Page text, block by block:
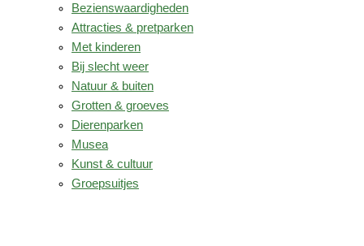
Bezienswaardigheden
Attracties & pretparken
Met kinderen
Bij slecht weer
Natuur & buiten
Grotten & groeves
Dierenparken
Musea
Kunst & cultuur
Groepsuitjes